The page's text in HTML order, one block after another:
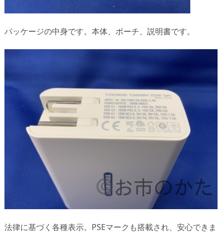
パッケージの中身です。本体、ポーチ、説明書です。
法律に基づく各種表示。PSEマークも搭載され、安心できま